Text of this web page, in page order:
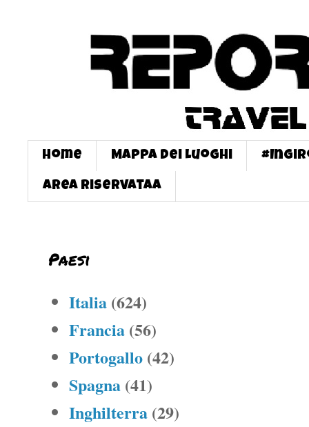
Home Mappa dei Luoghi
Area Riservataa
Paesi
Italia (624)
Francia (56)
Portogallo (42)
Spagna (41)
Inghilterra (29)